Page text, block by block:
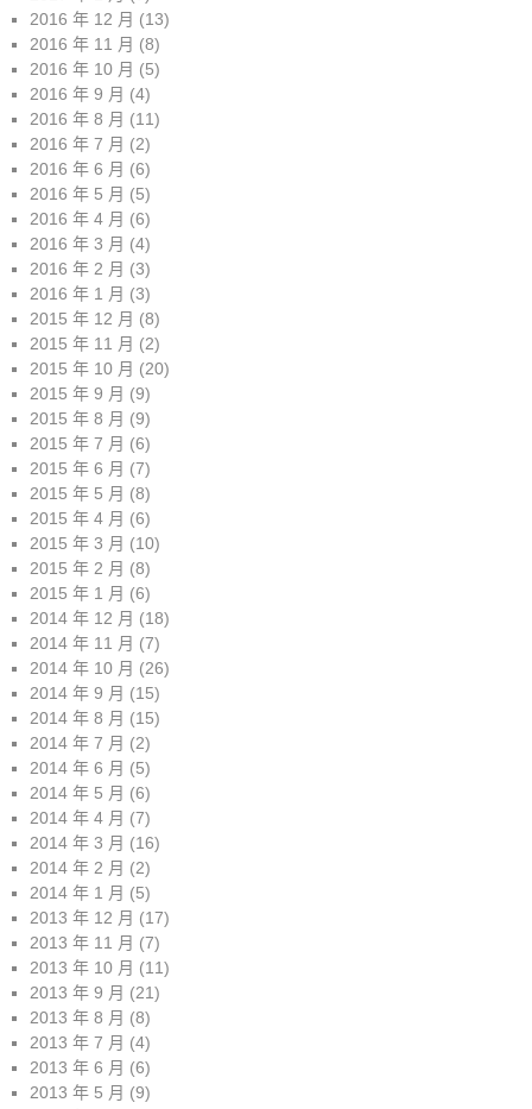
2016 年 12 月 (13)
2016 年 11 月 (8)
2016 年 10 月 (5)
2016 年 9 月 (4)
2016 年 8 月 (11)
2016 年 7 月 (2)
2016 年 6 月 (6)
2016 年 5 月 (5)
2016 年 4 月 (6)
2016 年 3 月 (4)
2016 年 2 月 (3)
2016 年 1 月 (3)
2015 年 12 月 (8)
2015 年 11 月 (2)
2015 年 10 月 (20)
2015 年 9 月 (9)
2015 年 8 月 (9)
2015 年 7 月 (6)
2015 年 6 月 (7)
2015 年 5 月 (8)
2015 年 4 月 (6)
2015 年 3 月 (10)
2015 年 2 月 (8)
2015 年 1 月 (6)
2014 年 12 月 (18)
2014 年 11 月 (7)
2014 年 10 月 (26)
2014 年 9 月 (15)
2014 年 8 月 (15)
2014 年 7 月 (2)
2014 年 6 月 (5)
2014 年 5 月 (6)
2014 年 4 月 (7)
2014 年 3 月 (16)
2014 年 2 月 (2)
2014 年 1 月 (5)
2013 年 12 月 (17)
2013 年 11 月 (7)
2013 年 10 月 (11)
2013 年 9 月 (21)
2013 年 8 月 (8)
2013 年 7 月 (4)
2013 年 6 月 (6)
2013 年 5 月 (9)